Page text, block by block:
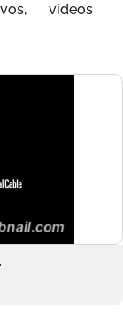
vídeos